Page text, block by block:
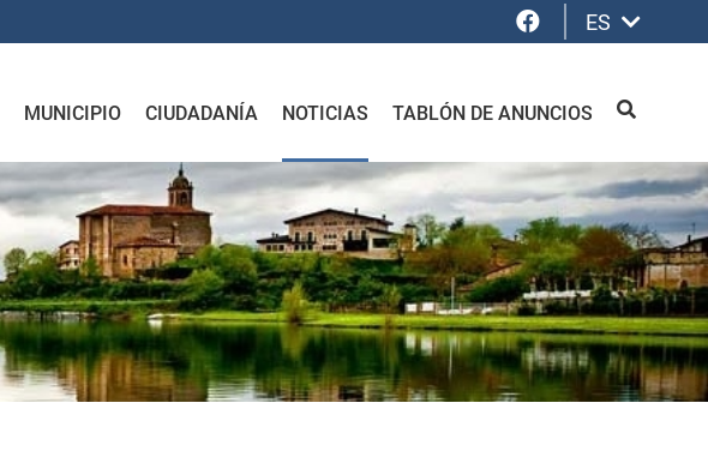
Facebook
ES
MUNICIPIO CIUDADANÍA NOTICIAS TABLÓN DE ANUNCIOS BUSCAR